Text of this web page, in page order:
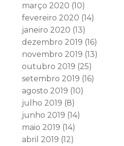
março 2020 (10)
fevereiro 2020 (14)
janeiro 2020 (13)
dezembro 2019 (16)
novembro 2019 (13)
outubro 2019 (25)
setembro 2019 (16)
agosto 2019 (10)
julho 2019 (8)
junho 2019 (14)
maio 2019 (14)
abril 2019 (12)